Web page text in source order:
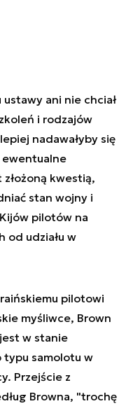
ani nie chciał
i rodzajów
nadawałyby się
ewentualne
kwestią,
stan wojny i
pilotów na
od udziału w
pilotowi
myśliwce, Brown
w stanie
typu samolotu w
Przejście z
Browna, "trochę